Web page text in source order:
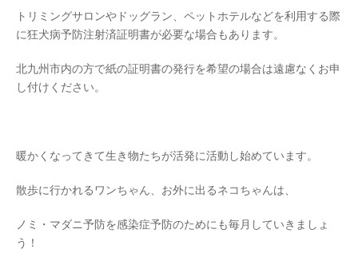
トリミングサロンやドッグラン、ペットホテルなどを利用する際
に狂犬病予防注射済証明書が必要な場合もあります。
北九州市内の方で紙の証明書の発行を希望の場合は遠慮なくお申
し付けください。
暖かくなってきて生き物たちが活発に活動し始めています。
散歩に行かれるワンちゃん、お外に出るネコちゃんは、
ノミ・マダニ予防を感染症予防のためにも毎月していきましょ
う！